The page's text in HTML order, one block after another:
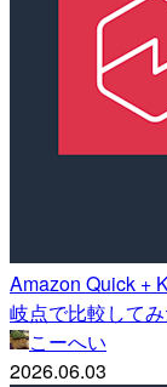
Amazon Quick +
岐点で比較して
こーへい
2026.06.03